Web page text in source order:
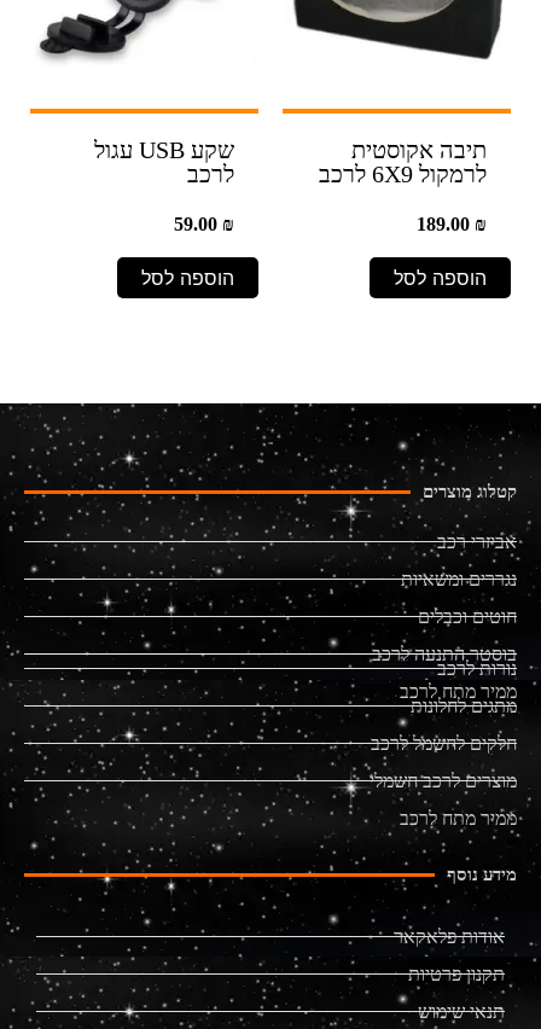
תיבה אקוסטית
לרמקול 6X9 לרכב
189.00₪
הוספה לסל
שקע USB עגול
לרכב
59.00₪
הוספה לסל
קטלוג מוצרים
אביזרי רכב
נגררים ומשאיות
חוטים וכבלים
בוסטר התנעה לרכב
ממיר מתח לרכב
נורות לרכב
מתגים לחלונות
חלקים לחשמל לרכב
מוצרים לרכב חשמלי
ממיר מתח לרכב
מידע נוסף
אודות פלאקאר
תקנון פרטיות
תנאי שימוש